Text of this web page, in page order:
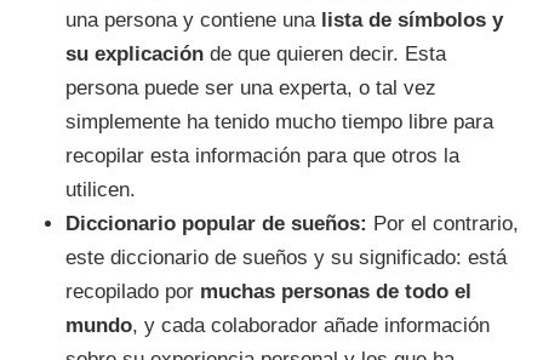
una persona y contiene una lista de símbolos y
su explicación de que quieren decir. Esta
persona puede ser una experta, o tal vez
simplemente ha tenido mucho tiempo libre para
recopilar esta información para que otros la
utilicen.
Diccionario popular de sueños: Por el contrario,
este diccionario de sueños y su significado: está
recopilado por muchas personas de todo el
mundo, y cada colaborador añade información